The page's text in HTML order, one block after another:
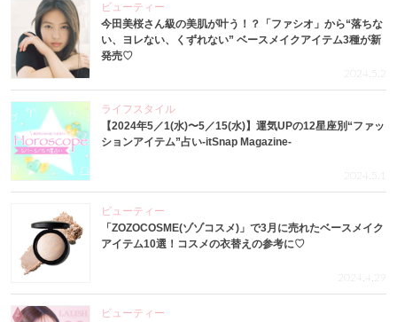
ビューティー
今田美桜さん級の美肌が叶う！？「ファシオ」から“落ちな
い、ヨレない、くずれない” ベースメイクアイテム3種が新
発売♡
2024.5.2
ライフスタイル
【2024年5／1(水)〜5／15(水)】運気UPの12星座別“ファッ
ションアイテム”占い-itSnap Magazine-
2024.5.1
ビューティー
「ZOZOCOSME(ゾゾコスメ)」で3月に売れたベースメイク
アイテム10選！コスメの衣替えの参考に♡
2024.4.29
ビューティー